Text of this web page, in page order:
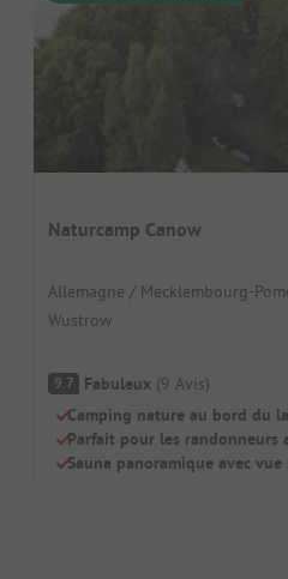
Naturcamp Canow
Allemagne / Mecklembourg-
Wustrow
9.7 Fabuleux (9 Avis)
Camping nature au bord du
Parfait pour les randonneurs
Sauna panoramique avec vue